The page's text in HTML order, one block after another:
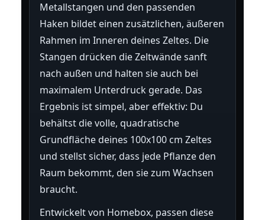
Metallstangen und den passenden
Haken bildet einen zusätzlichen, äußeren
Rahmen im Inneren deines Zeltes. Die
Stangen drücken die Zeltwände sanft
nach außen und halten sie auch bei
maximalem Unterdruck gerade. Das
Ergebnis ist simpel, aber effektiv: Du
behältst die volle, quadratische
Grundfläche deines 100x100 cm Zeltes
und stellst sicher, dass jede Pflanze den
Raum bekommt, den sie zum Wachsen
braucht.
Entwickelt von Homebox, passen diese